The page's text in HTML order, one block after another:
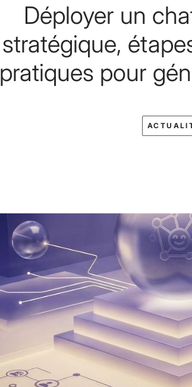
Déployer un
stratégique,
pratiques pour